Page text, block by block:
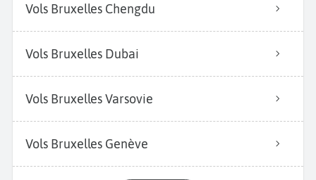
Vols Bruxelles Chengdu
Vols Bruxelles Dubai
Vols Bruxelles Varsovie
Vols Bruxelles Genève